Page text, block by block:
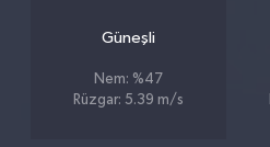
Güneşli
Nem: %47
Rüzgar: 5.39 m/s